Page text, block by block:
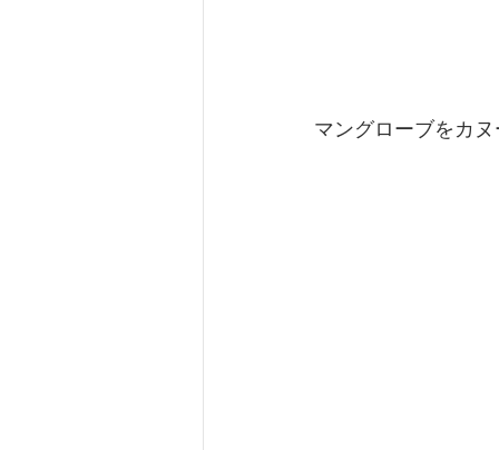
マングローブをカ